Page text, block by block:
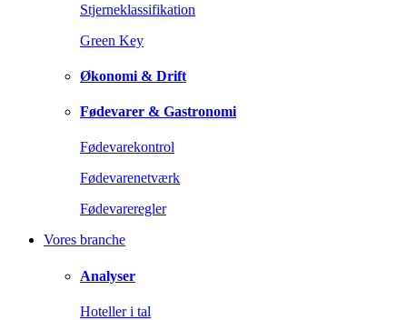
Stjerneklassifikation
Green Key
Økonomi & Drift
Fødevarer & Gastronomi
Fødevarekontrol
Fødevarenetværk
Fødevareregler
Vores branche
Analyser
Hoteller i tal